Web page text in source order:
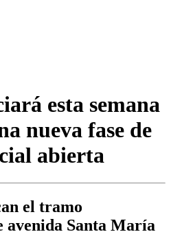
esta semana
nueva fase de
abierta
el tramo
avenida Santa María